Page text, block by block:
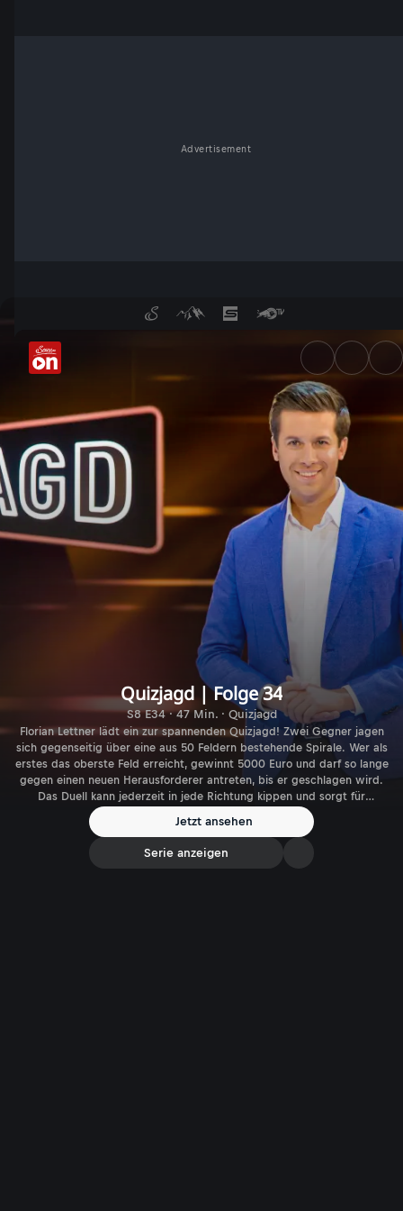
Advertisement
Quizjagd | Folge 34 -
Quizjagd | Folge 34
S8 E34 · 47 Min. · Quizjagd
Florian Lettner lädt ein zur spannenden Quizjagd! Zwei Gegner jagen
sich gegenseitig über eine aus 50 Feldern bestehende Spirale. Wer als
erstes das oberste Feld erreicht, gewinnt 5000 Euro und darf so lange
gegen einen neuen Herausforderer antreten, bis er geschlagen wird.
Das Duell kann jederzeit in jede Richtung kippen und sorgt für
Jetzt ansehen
Serie anzeigen